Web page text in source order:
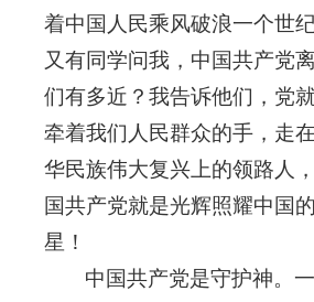
着中国人民乘风破浪一个世纪
又有同学问我，中国共产党
们有多近？我告诉他们，党
牵着我们人民群众的手，走
华民族伟大复兴上的领路人
国共产党就是光辉照耀中国
星！
中国共产党是守护神。